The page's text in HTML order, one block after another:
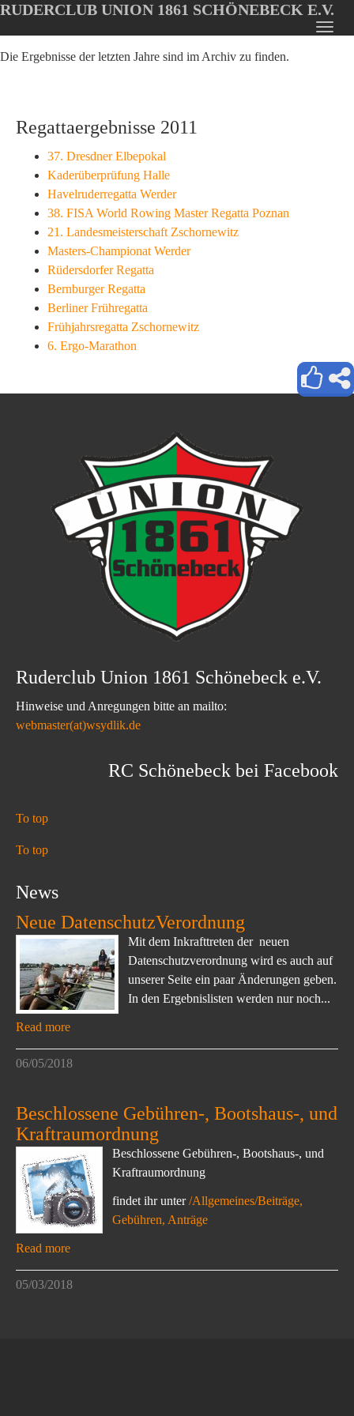
Oops, an error occurred! Code: 20260807152109b5da9bfc
to
RUDERCLUB UNION 1861 SCHÖNEBECK E.V.
Die Ergebnisse der letzten Jahre sind im Archiv zu finden.
Regattaergebnisse 2011
37. Dresdner Elbepokal
Kaderüberprüfung Halle
Havelruderregatta Werder
38. FISA World Rowing Master Regatta Poznan
21. Landesmeisterschaft Zschornewitz
Masters-Championat Werder
Rüdersdorfer Regatta
Bernburger Regatta
Berliner Frühregatta
Frühjahrsregatta Zschornewitz
6. Ergo-Marathon
Ruderclub Union 1861 Schönebeck e.V.
Hinweise und Anregungen bitte an mailto:
webmaster(at)wsydlik.de
RC Schönebeck bei Facebook
To top
To top
News
Neue DatenschutzVerordnung
Mit dem Inkrafttreten der neuen
Datenschutzverordnung wird es auch auf
unserer Seite ein paar Änderungen geben.
In den Ergebnislisten werden nur noch...
Read more
06/05/2018
Beschlossene Gebühren-, Bootshaus-, und
Kraftraumordnung
Beschlossene Gebühren-, Bootshaus-, und
Kraftraumordnung
findet ihr unter/Allgemeines/Beiträge,
Gebühren, Anträge
Read more
05/03/2018